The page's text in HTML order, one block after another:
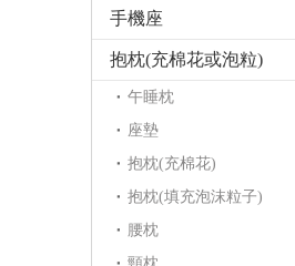
手機座
抱枕(充棉花或泡粒)
午睡枕
座墊
抱枕(充棉花)
抱枕(填充泡沫粒子)
腰枕